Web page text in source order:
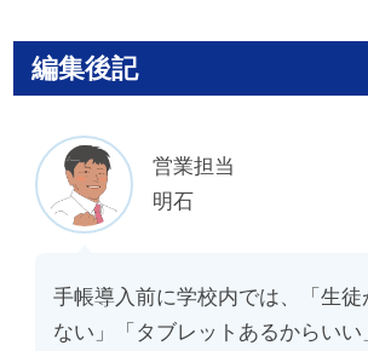
編集後記
営業担当
明石
手帳導入前に学校内では、「生
ない」「タブレットあるからいい